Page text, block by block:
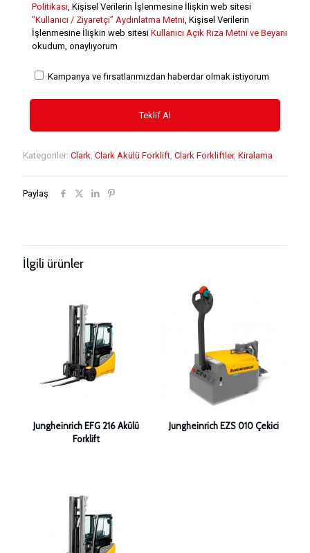
Politikası , Kişisel Verilerin İşlenmesine İlişkin web sitesi
"Kullanıcı / Ziyaretçi” Aydınlatma Metni , Kişisel Verilerin
İşlenmesine İlişkin web sitesi Kullanıcı Açık Rıza Metni ve Beyanı
okudum, onaylıyorum
Kampanya ve fırsatlarımızdan haberdar olmak istiyorum
Kategoriler: Clark Clark Akülü Forklift Clark Forkliftler, Kiralama
Paylaş
İlgili ürünler
Jungheinrich EFG 216 Akülü
Forklift
Jungheinrich EZS 010 Çekici